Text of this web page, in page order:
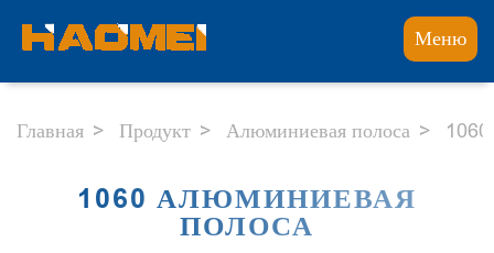
Меню
Главная Продукт Алюминиевая полоса
1060 АЛЮМИНИЕВАЯ
ПОЛОСА